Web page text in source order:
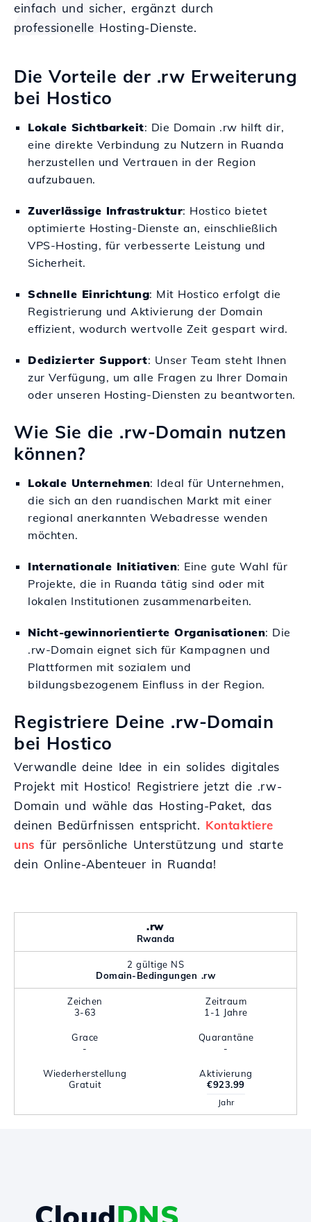
einfach und sicher, ergänzt durch
professionelle Hosting-Dienste.
Die Vorteile der .rw Erweiterung
bei Hostico
Lokale Sichtbarkeit: Die Domain .rw hilft dir,
eine direkte Verbindung zu Nutzern in Ruanda
herzustellen und Vertrauen in der Region
aufzubauen.
Zuverlässige Infrastruktur: Hostico bietet
optimierte Hosting-Dienste an, einschließlich
VPS-Hosting, für verbesserte Leistung und
Sicherheit.
Schnelle Einrichtung: Mit Hostico erfolgt die
Registrierung und Aktivierung der Domain
effizient, wodurch wertvolle Zeit gespart wird.
Dedizierter Support: Unser Team steht Ihnen
zur Verfügung, um alle Fragen zu Ihrer Domain
oder unseren Hosting-Diensten zu beantworten.
Wie Sie die .rw-Domain nutzen
können?
Lokale Unternehmen: Ideal für Unternehmen,
die sich an den ruandischen Markt mit einer
regional anerkannten Webadresse wenden
möchten.
Internationale Initiativen: Eine gute Wahl für
Projekte, die in Ruanda tätig sind oder mit
lokalen Institutionen zusammenarbeiten.
Nicht-gewinnorientierte Organisationen: Die
.rw-Domain eignet sich für Kampagnen und
Plattformen mit sozialem und
bildungsbezogenem Einfluss in der Region.
Registriere Deine .rw-Domain
bei Hostico
Verwandle deine Idee in ein solides digitales
Projekt mit Hostico! Registriere jetzt die .rw-
Domain und wähle das Hosting-Paket, das
deinen Bedürfnissen entspricht. Kontaktiere
uns für persönliche Unterstützung und starte
dein Online-Abenteuer in Ruanda!
.rw
Rwanda
2 gültige NS
Domain-Bedingungen .rw
Zeichen
3-63
Zeitraum
1-1 Jahre
Grace
-
Quarantäne
-
Wiederherstellung
Gratuit
Aktivierung
€923.99
Jahr